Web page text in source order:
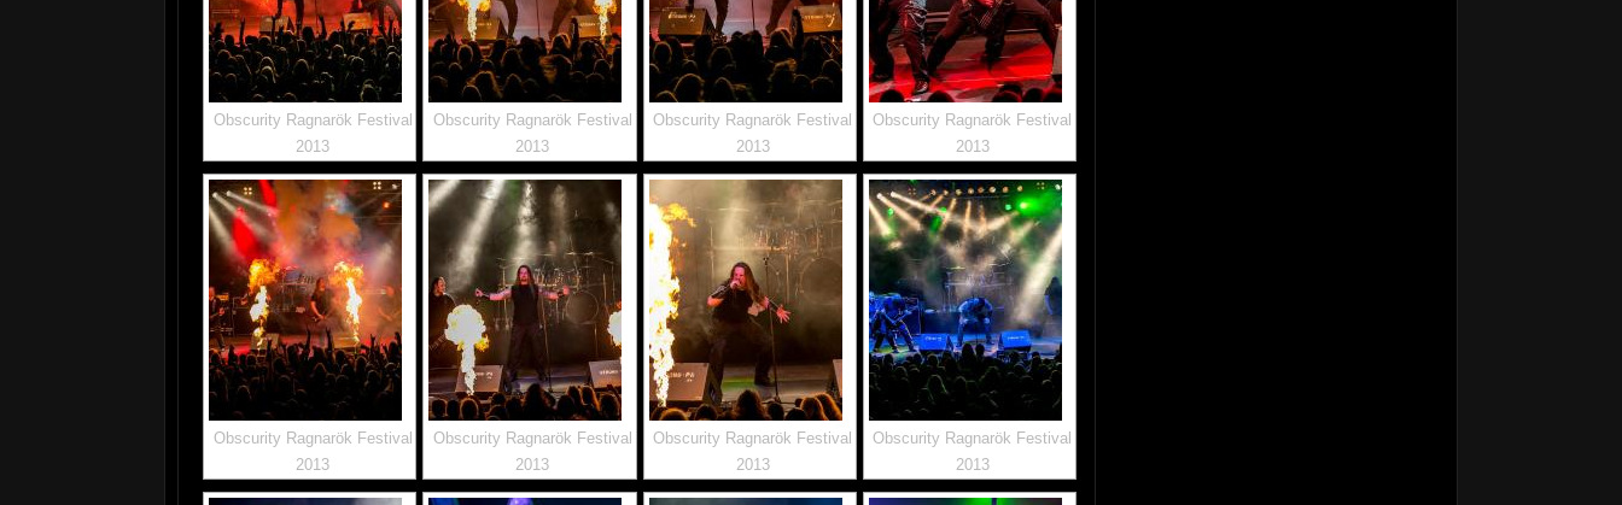
Obscurity Ragnarök Festival
2013
Obscurity Ragnarök Festival
2013
Obscurity Ragnarök Festival
2013
Obscurity Ragnarök Festival
2013
Obscurity Ragnarök Festival
2013
Obscurity Ragnarök Festival
2013
Obscurity Ragnarök Festival
2013
Obscurity Ragnarök Festival
2013